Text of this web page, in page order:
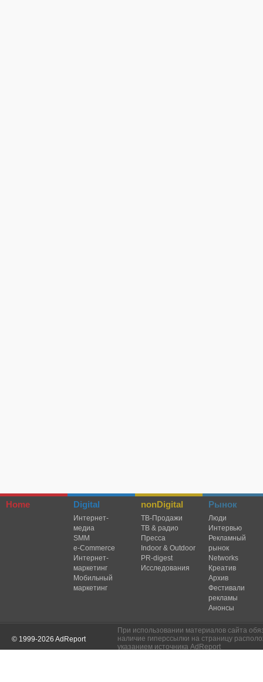
Home Digital
Интернет-
медиа
SMM
e-Commerce
Интернет-
маркетинг
Мобильный
маркетинг
nonDigital
TВ-Продажи
ТВ & радио
Пресса
Indoor & Outdoor
PR-digest
Исследования
Рынок
Люди
Интервью
Рекламный
рынок
Networks
Креатив
Архив
Фестивали
рекламы
Анонсы
© 1999-2026 AdReport
При использовании материалов сайта
наличие гиперссылки на страницу
указанием источника AdReport